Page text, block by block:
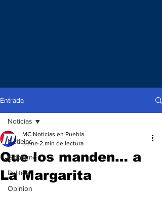
Entrada
Noticias
Gobierno
Politica
Opinion
Noticias
Que los manden… a
La Margarita
MC Noticias en Puebla
5 ene 2 min de lectura